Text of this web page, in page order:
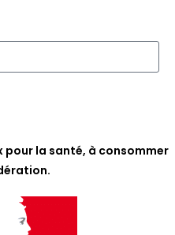
pour la santé, à consommer